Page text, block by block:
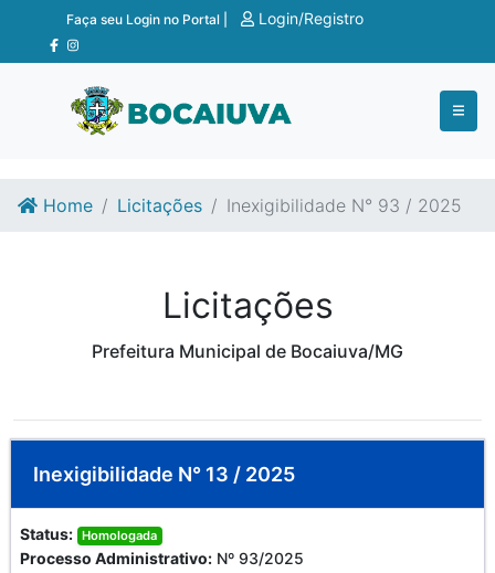
Ir para o conteúdo
Ir para o fim do conteúdo
Faça seu Login no Portal | Login/Registro
Home Licitações Inexigibilidade N° 93 / 2025
Licitações
Prefeitura Municipal de Bocaiuva/MG
Inexigibilidade N° 13 / 2025
Status: Homologada
Processo Administrativo: Nº 93/2025